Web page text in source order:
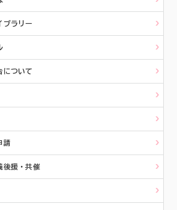
ブラリー
について
請
後援・共催